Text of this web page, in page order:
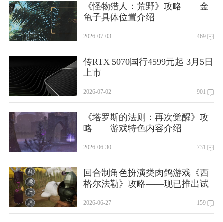
《怪物猎人：荒野》攻略——金
龟子具体位置介绍
2026-07-03 469
传RTX 5070国行4599元起 3月5日
上市
2026-07-02 901
《塔罗斯的法则：再次觉醒》攻
略——游戏特色内容介绍
2026-06-30 731
回合制角色扮演类肉鸽游戏《西
格尔法勒》攻略——现已推出试
2026-06-27 159